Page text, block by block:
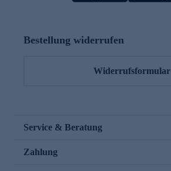
Bestellung widerrufen
Widerrufsformular
Service & Beratung
Zahlung